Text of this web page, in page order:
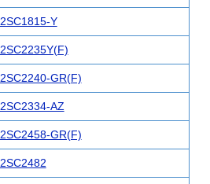
2SC1815-Y
2SC2235Y(F)
2SC2240-GR(F)
2SC2334-AZ
2SC2458-GR(F)
2SC2482